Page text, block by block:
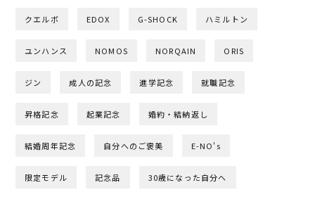
クエルボ EDOX G-SHOCK ハミルトン
ユンハンス NOMOS NORQAIN ORIS
ジン 成人の記念 進学記念 就職記念
昇格記念 起業記念 婚約・結納返し
結婚周年記念 自分へのご褒美 E-NO's
限定モデル 記念品 30歳になった自分へ